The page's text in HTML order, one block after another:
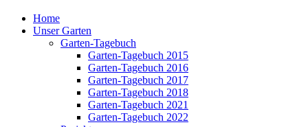
Home
Unser Garten
Garten-Tagebuch
Garten-Tagebuch 2015
Garten-Tagebuch 2016
Garten-Tagebuch 2017
Garten-Tagebuch 2018
Garten-Tagebuch 2021
Garten-Tagebuch 2022